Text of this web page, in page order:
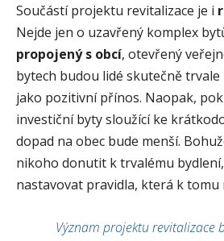
Součástí projektu revitalizace je i
Nejde jen o uzavřený komplex
propojený s obcí, otevřený
bytech budou lidé skutečně
jako pozitivní přínos. Naopak,
investiční byty sloužící ke
dopad na obec bude menší.
nikoho donutit k trvalému
nastavovat pravidla, která k tomu
Význam projektu revitalizace